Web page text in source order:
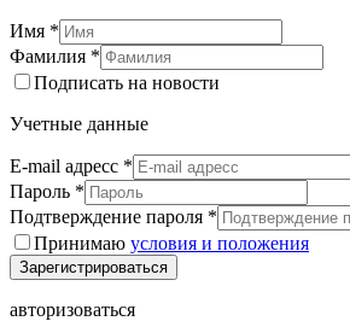
Имя *
Фамилия *
Подписать на новости
Учетные данные
E-mail адресс *
Пароль *
Подтверждение пароля *
Принимаю условия и положения
Зарегистрироваться
авторизоваться